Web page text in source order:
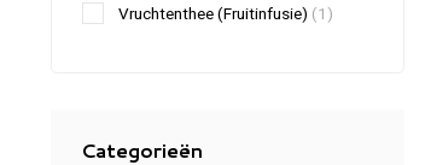
Vruchtenthee (Fruitinfusie) (1)
Categorieën